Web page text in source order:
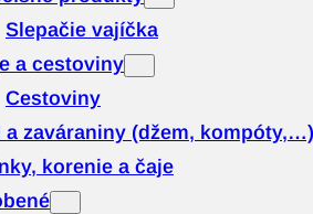
Slepačie vajíčka
a cestoviny
Cestoviny
a zaváraniny (džem, kompóty,…)
korenie a čaje